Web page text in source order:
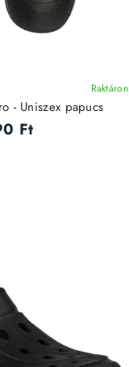
Raktáron
- Uniszex papucs
Ft